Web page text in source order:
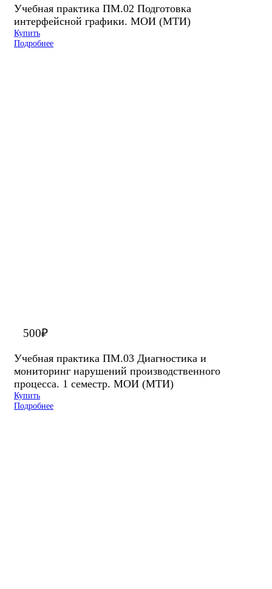
Учебная практика ПМ.02 Подготовка
интерфейсной графики. МОИ (МТИ)
Купить
Подробнее
500₽
Учебная практика ПМ.03 Диагностика и
мониторинг нарушений производственного
процесса. 1 семестр. МОИ (МТИ)
Купить
Подробнее